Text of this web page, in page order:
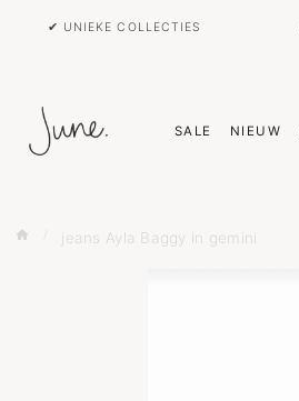
✔ UNIEKE COLLECTIES
SALE NIEUW
jeans Ayla Baggy in gemini